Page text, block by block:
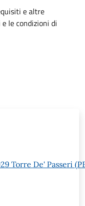
e altre
le condizioni di
Torre De' Passeri